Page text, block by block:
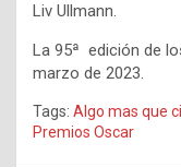
Liv Ullmann.
La 95ª edición de
marzo de 2023.
Tags: Algo mas que
Premios Oscar